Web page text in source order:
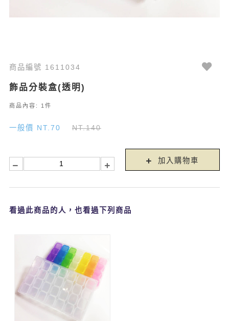
商品編號 1611034
飾品分裝盒(透明)
商品內容: 1件
一般價 NT.70 NT.140
加入購物車
看過此商品的人，也看過下列商品